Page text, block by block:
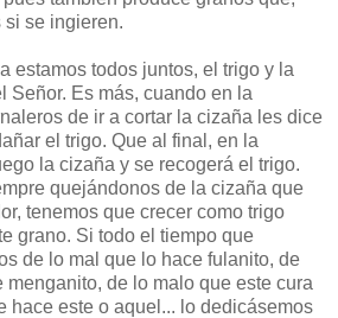
si se ingieren.
estamos todos juntos, el trigo y la
Señor. Es más, cuando en la
de ir a cortar la cizaña les dice
el trigo. Que al final, en la
la cizaña y se recogerá el trigo.
quejándonos de la cizaña que
tenemos que crecer como trigo
grano. Si todo el tiempo que
de lo mal que lo hace fulanito, de
menganito, de lo malo que este cura
hace este o aquel... lo dedicásemos